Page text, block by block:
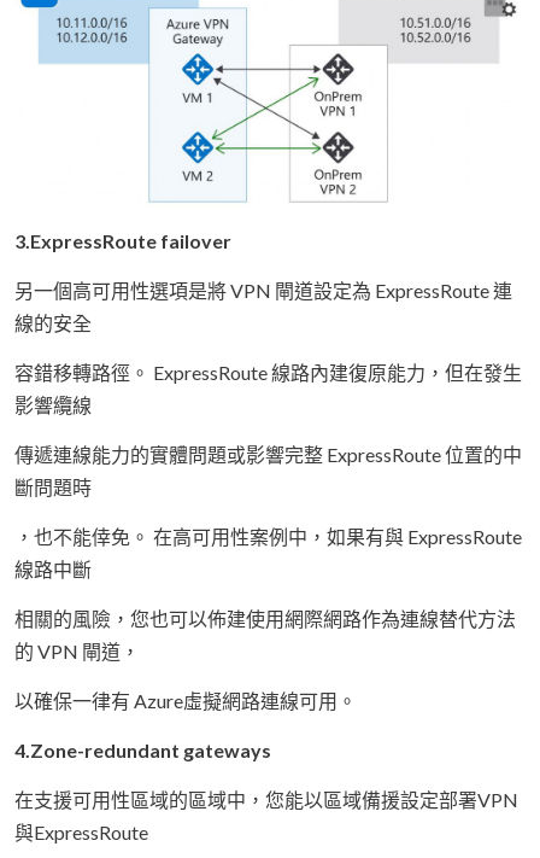
3.ExpressRoute failover
另一個高可用性選項是將 VPN 閘道設定為 ExpressRoute 連
線的安全
容錯移轉路徑。 ExpressRoute 線路內建復原能力，但在發生
影響纜線
傳遞連線能力的實體問題或影響完整 ExpressRoute 位置的中
斷問題時
，也不能倖免。 在高可用性案例中，如果有與 ExpressRoute
線路中斷
相關的風險，您也可以佈建使用網際網路作為連線替代方法
的 VPN 閘道，
以確保一律有 Azure虛擬網路連線可用。
4.Zone-redundant gateways
在支援可用性區域的區域中，您能以區域備援設定部署VPN
與ExpressRoute